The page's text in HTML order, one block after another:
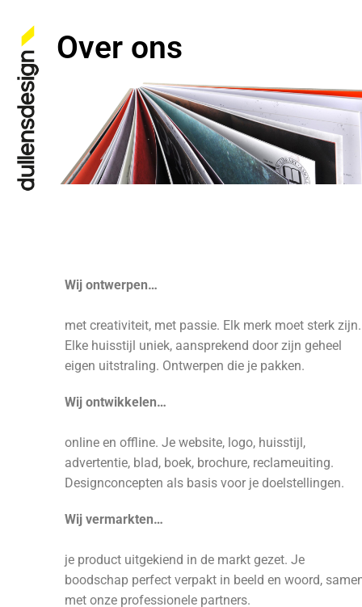
Over ons
Wij ontwerpen…
met creativiteit, met passie. Elk merk moet sterk zijn.
Elke huisstijl uniek, aansprekend door zijn geheel
eigen uitstraling. Ontwerpen die je pakken.
Wij ontwikkelen…
online en offline. Je website, logo, huisstijl,
advertentie, blad, boek, brochure, reclameuiting.
Designconcepten als basis voor je doelstellingen.
Wij vermarkten…
je product uitgekiend in de markt gezet. Je
boodschap perfect verpakt in beeld en woord,
met onze professionele partners.